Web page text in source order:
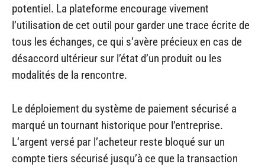
potentiel. La plateforme encourage vivement
l’utilisation de cet outil pour garder une trace écrite de
tous les échanges, ce qui s’avère précieux en cas de
désaccord ultérieur sur l’état d’un produit ou les
modalités de la rencontre.
Le déploiement du système de paiement sécurisé a
marqué un tournant historique pour l’entreprise.
L’argent versé par l’acheteur reste bloqué sur un
compte tiers sécurisé jusqu’à ce que la transaction